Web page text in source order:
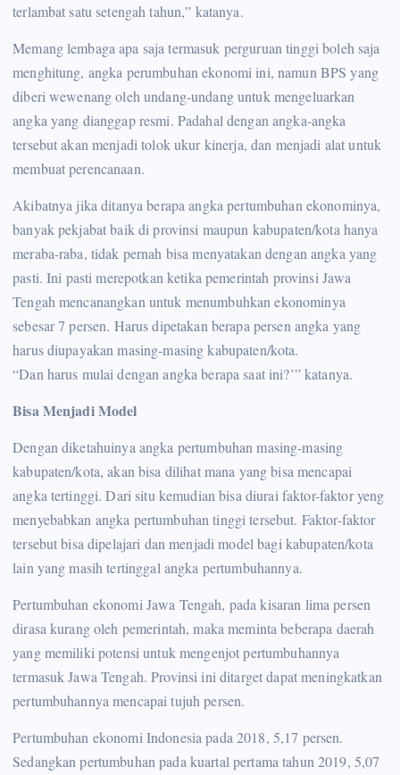
terlambat satu setengah tahun,” katanya.
Memang lembaga apa saja termasuk perguruan tinggi boleh saja
menghitung, angka perumbuhan ekonomi ini, namun BPS yang
diberi wewenang oleh undang-undang untuk mengeluarkan
angka yang dianggap resmi. Padahal dengan angka-angka
tersebut akan menjadi tolok ukur kinerja, dan menjadi alat untuk
membuat perencanaan.
Akibatnya jika ditanya berapa angka pertumbuhan ekonominya,
banyak pekjabat baik di provinsi maupun kabupaten/kota hanya
meraba-raba, tidak pernah bisa menyatakan dengan angka yang
pasti. Ini pasti merepotkan ketika pemerintah provinsi Jawa
Tengah mencanangkan untuk menumbuhkan ekonominya
sebesar 7 persen. Harus dipetakan berapa persen angka yang
harus diupayakan masing-masing kabupaten/kota.
“Dan harus mulai dengan angka berapa saat ini?’” katanya.
Bisa Menjadi Model
Dengan diketahuinya angka pertumbuhan masing-masing
kabupaten/kota, akan bisa dilihat mana yang bisa mencapai
angka tertinggi. Dari situ kemudian bisa diurai faktor-faktor yeng
menyebabkan angka pertumbuhan tinggi tersebut. Faktor-faktor
tersebut bisa dipelajari dan menjadi model bagi kabupaten/kota
lain yang masih tertinggal angka pertumbuhannya.
Pertumbuhan ekonomi Jawa Tengah, pada kisaran lima persen
dirasa kurang oleh pemerintah, maka meminta beberapa daerah
yang memiliki potensi untuk mengenjot pertumbuhannya
termasuk Jawa Tengah. Provinsi ini ditarget dapat meningkatkan
pertumbuhannya mencapai tujuh persen.
Pertumbuhan ekonomi Indonesia pada 2018, 5,17 persen.
Sedangkan pertumbuhan pada kuartal pertama tahun 2019, 5,07